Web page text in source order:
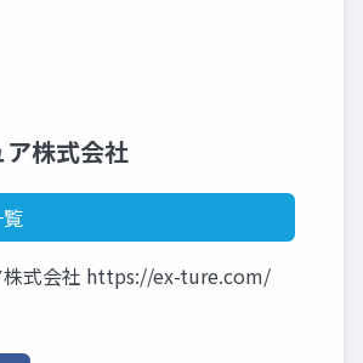
株式会社
株式会社 https://ex-ture.com/